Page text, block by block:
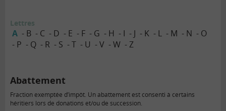
Lettres
A B C D E F G H I J K L M N
O
P
Q R S T U V W Z
Abattement
Fraction exemptée d’impôt. Un abattement est consenti à certains
héritiers lors de donations et/ou de succession.